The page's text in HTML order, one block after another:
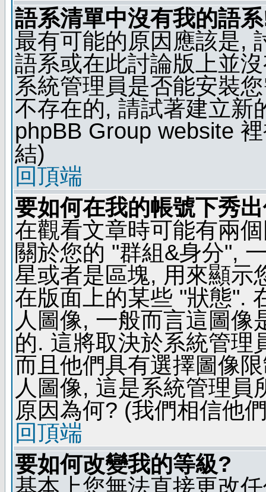
語系清單中沒有我的語
最有可能的原因應該是,
語系或在此討論版上並
系統管理員是否能安裝
不存在的, 請試著建立新
phpBB Group website
結)
回頂端
要如何在我的帳號下秀
在觀看文章時可能有兩
關於您的 "群組&身分",
星或者是區塊, 用來顯示
在版面上的某些 "狀態".
人圖像, 一般而言這圖像
的. 這將取決於系統管理
而且他們具有選擇圖像
人圖像, 這是系統管理
原因為何? (我們相信他
回頂端
要如何改變我的等級?
基本上您無法直接更改